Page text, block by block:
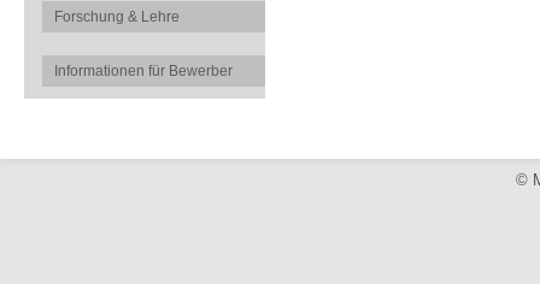
Forschung & Lehre
Informationen für Bewerber
©